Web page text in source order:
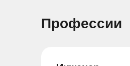
Профессии